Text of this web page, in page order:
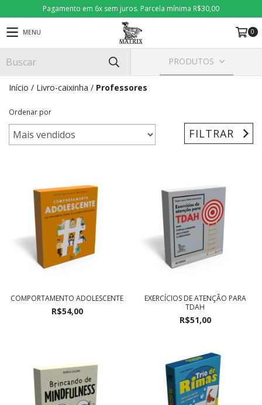
Pagamento em 6x sem juros. Parcela mínima R$30,00
MENU 0
PRODUTOS
Início / Livro-caixinha / Professores
Ordenar por
FILTRAR
COMPORTAMENTO ADOLESCENTE
R$54,00
EXERCÍCIOS DE ATENÇÃO PARA
TDAH
R$51,00